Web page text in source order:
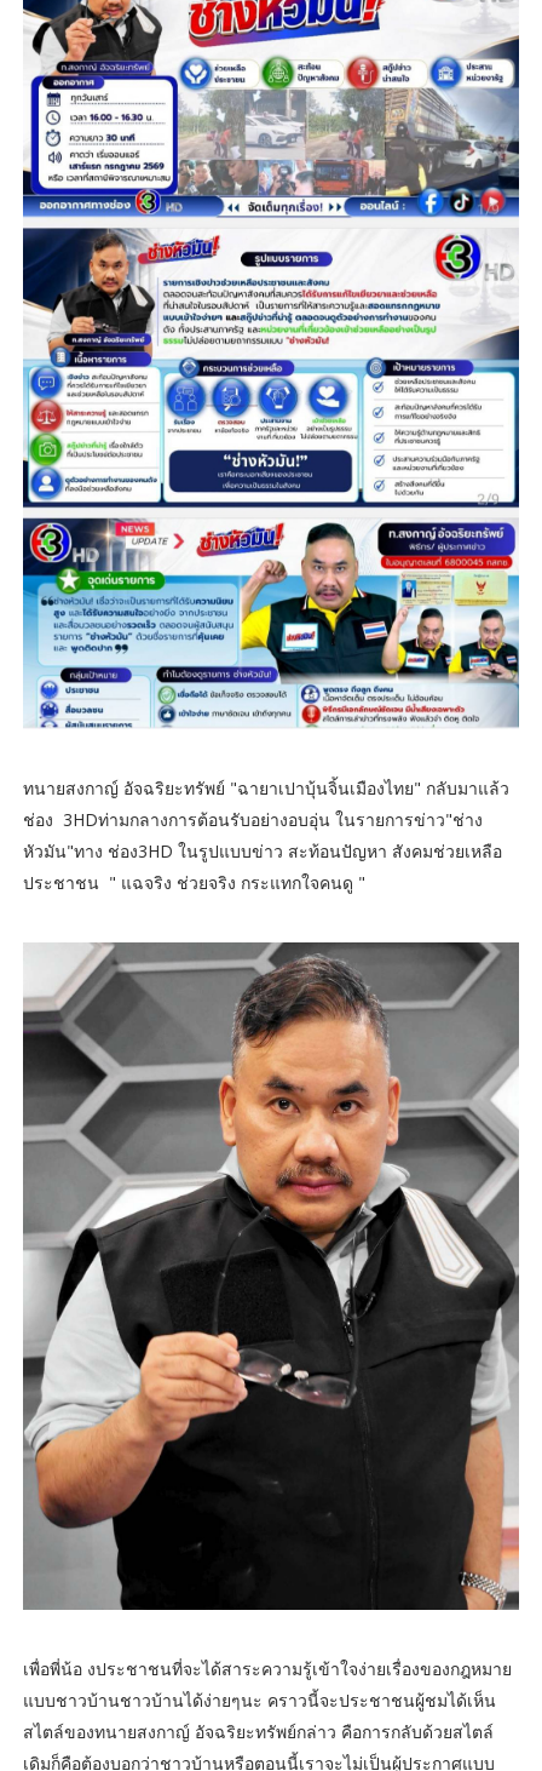
ทนายสงกาญ์ อัจฉริยะทรัพย์ "ฉายาเปาบุ้นจิ้นเมืองไทย" กลับมาแล้ว
ช่อง 3HDท่ามกลางการต้อนรับอย่างอบอุ่น ในรายการข่าว"ช่าง
หัวมัน"ทาง ช่อง3HD ในรูปแบบข่าว สะท้อนปัญหา สังคมช่วยเหลือ
ประชาชน " แฉจริง ช่วยจริง กระแทกใจคนดู "
เพื่อพี่น้อ งประชาชนที่จะได้สาระความรู้เข้าใจง่ายเรื่องของกฎหมาย
แบบชาวบ้านชาวบ้านได้ง่ายๆนะ คราวนี้จะประชาชนผู้ชมได้เห็น
สไตล์ของทนายสงกาญ์ อัจฉริยะทรัพย์กล่าว คือการกลับด้วยสไตล์
เดิมก็คือต้องบอกว่าชาวบ้านหรือตอนนี้เราจะไม่เป็นผู้ประกาศแบบ